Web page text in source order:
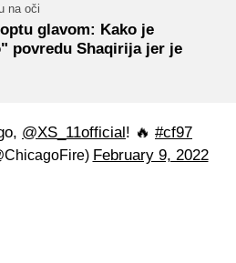
na oči
glavom: Kako je
povredu Shaqirija jer je
@XS_11official! 🔥 #cf97
February 9, 2022